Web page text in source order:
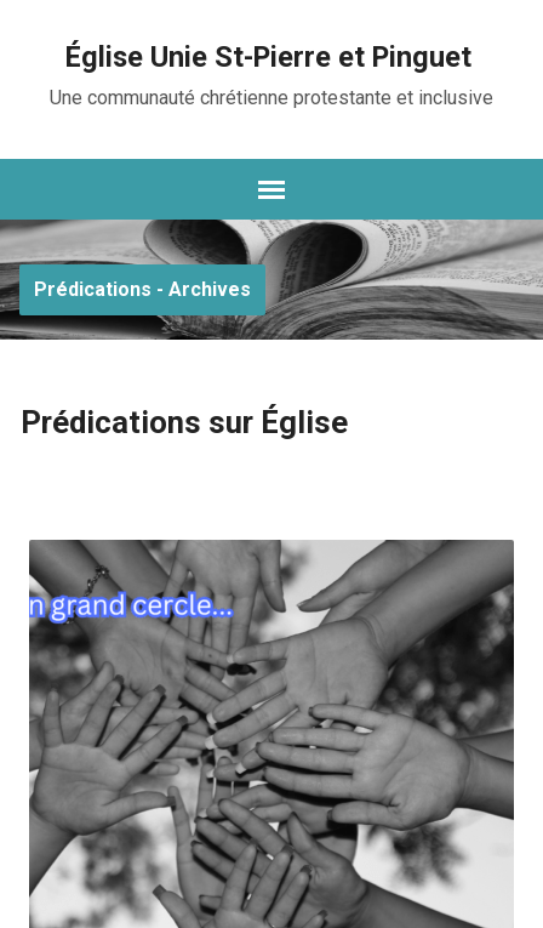
Église Unie St-Pierre et Pinguet
Une communauté chrétienne protestante et inclusive
Prédications - Archives
Prédications sur Église